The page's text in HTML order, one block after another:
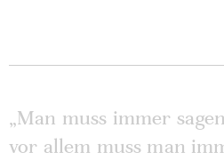
„Man muss immer
vor allem muss man